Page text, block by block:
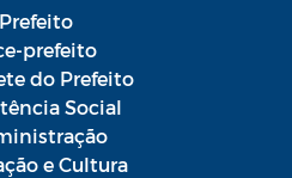
Prefeito
prefeito
do Prefeito
Social
e Cultura